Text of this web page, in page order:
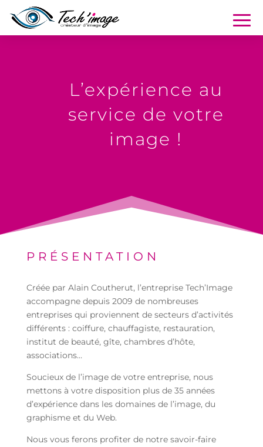
L’expérience au
service de votre
image !
PRÉSENTATION
Créée par Alain Coutherut, l’entreprise Tech’Image
accompagne depuis 2009 de nombreuses
entreprises qui proviennent de secteurs d’activités
différents : coiffure, chauffagiste, restauration,
institut de beauté, gîte, chambres d’hôte,
associations…
Soucieux de l’image de votre entreprise, nous
mettons à votre disposition plus de 35 années
d’expérience dans les domaines de l’image, du
graphisme et du Web.
Nous vous ferons profiter de notre savoir-faire